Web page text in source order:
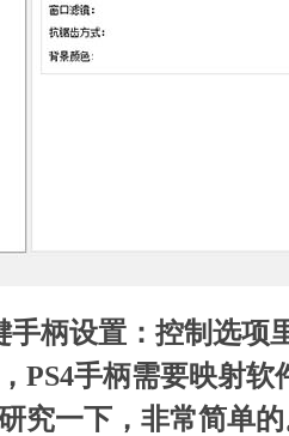
手柄设置：控制选项
PS4手柄需要映射
究一下，非常简单的